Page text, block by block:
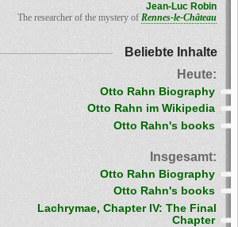
Jean-Luc Robin
The researcher of the mystery of Rennes-le-Château
Beliebte Inhalte
Heute:
Otto Rahn Biography
Otto Rahn im Wikipedia
Otto Rahn's books
Insgesamt:
Otto Rahn Biography
Otto Rahn's books
Lachrymae, Chapter IV: The Final
Chapter